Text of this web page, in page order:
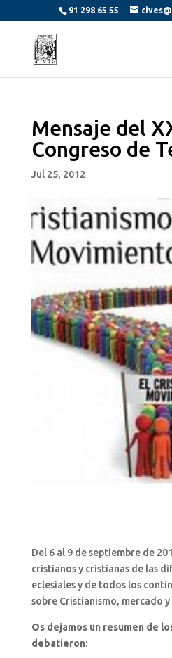
91 298 65 55
Mensaje del
Congreso de
Jul 25, 2012
Del 6 al 9 de septiembre de
cristianos y cristianas de las
eclesiales y de todos los
sobre Cristianismo, mercado
Os dejamos un resumen de
debatieron: